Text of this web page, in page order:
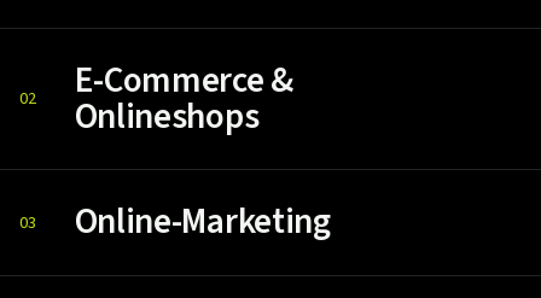
02 E-Commerce &
Onlineshops
03 Online-Marketing